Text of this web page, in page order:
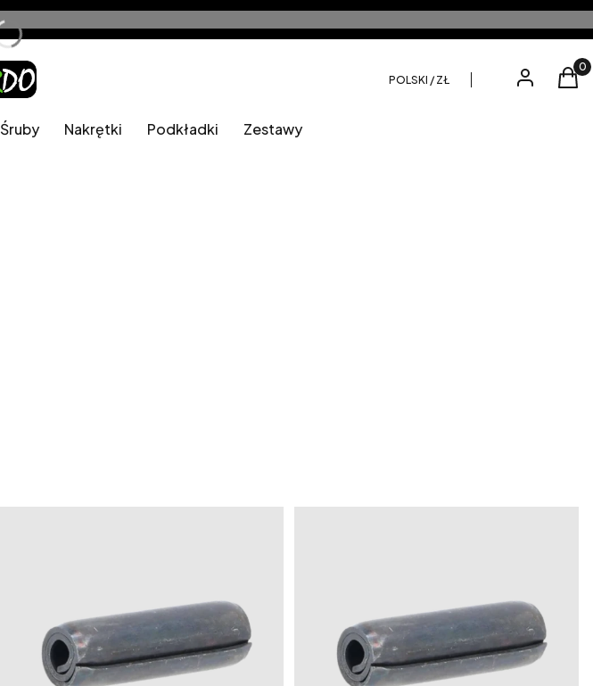
POLSKI / ZŁ Zaloguj się
Śruby Nakrętki Podkładki Zestawy